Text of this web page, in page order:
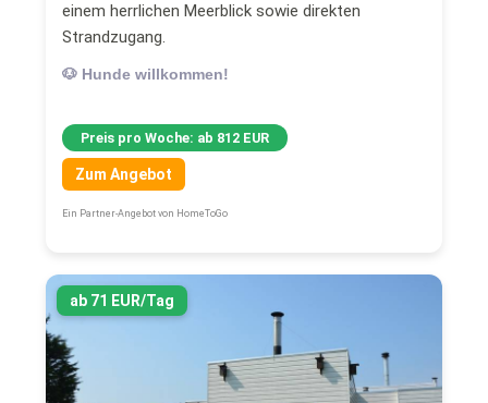
einem herrlichen Meerblick sowie direkten
Strandzugang.
🐶 Hunde willkommen!
Preis pro Woche: ab 812 EUR
Zum Angebot
Ein Partner-Angebot von HomeToGo
ab 71 EUR/Tag